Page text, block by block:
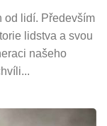
od lidí. Především
lidstva a svou
našeho